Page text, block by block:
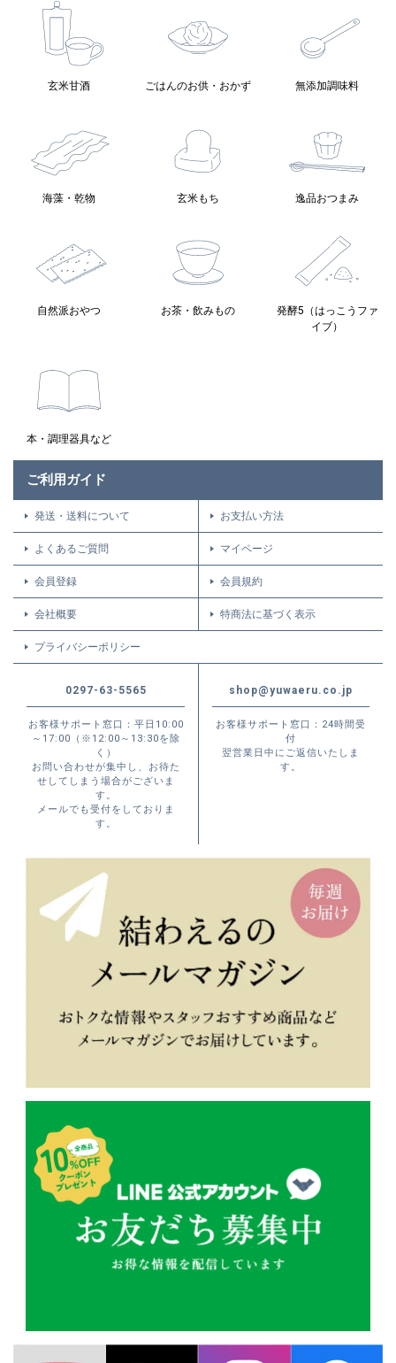
玄米甘酒 ごはんのお供・おかず 無添加調味料
海藻・乾物 玄米もち 逸品おつまみ
自然派おやつ お茶・飲みもの
発酵5（はっこうファ
イブ）
本・調理器具など
ご利用ガイド
発送・送料について お支払い方法
よくあるご質問 マイページ
会員登録 会員規約
会社概要 特商法に基づく表示
プライバシーポリシー
0297-63-5565
お客様サポート窓口：平日10:00
～17:00（※12:00～13:30を除
く）
お問い合わせが集中し、お待た
せしてしまう場合がございま
す。
メールでも受付をしておりま
す。
shop@yuwaeru.co.jp
お客様サポート窓口：24時間受
付
翌営業日中にご返信いたしま
す。